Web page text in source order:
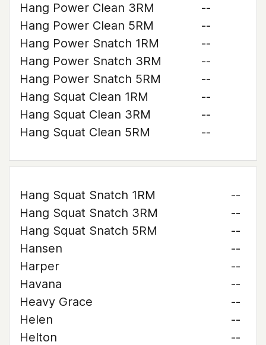
Hang Power Clean 3RM
--
Hang Power Clean 5RM
--
Hang Power Snatch 1RM
--
Hang Power Snatch 3RM
--
Hang Power Snatch 5RM
--
Hang Squat Clean 1RM
--
Hang Squat Clean 3RM
--
Hang Squat Clean 5RM
--
Hang Squat Snatch 1RM
--
Hang Squat Snatch 3RM
--
Hang Squat Snatch 5RM
--
Hansen
--
Harper
--
Havana
--
Heavy Grace
--
Helen
--
Helton
--